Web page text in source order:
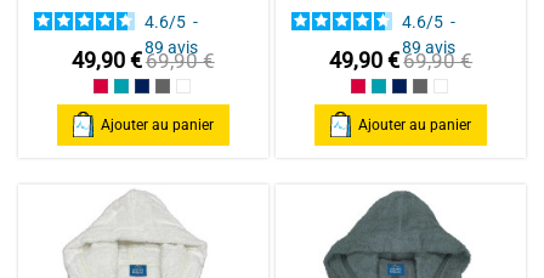
4.6/5 -
89 avis
49,90 €69,90 €
Framboise/Fuschia
Bleu Canard
Bleu Marine/Navy Blue
Gris/Grey
Blanc/White
Ajouter au panier
4.6/5 -
89avis
49,90 €69,90 €
Framboise/Fuschia
Bleu Canard
Bleu Marine/Navy
Gris/Grey
Blanc/White
Ajouter au panier